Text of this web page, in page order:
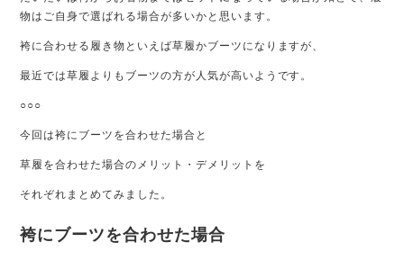
物はご自身で選ばれる場合が多いかと思います。
袴に合わせる履き物といえば草履かブーツになりますが、
最近では草履よりもブーツの方が 人気が高いようです。
○○○
今回は袴にブーツを合わせた場合と
草履を合わせた場合のメリット・デメリットを
それぞれまとめてみました。
袴にブーツを合わせた場合